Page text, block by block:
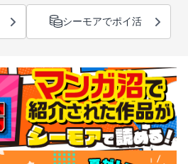
シーモアでポイ活